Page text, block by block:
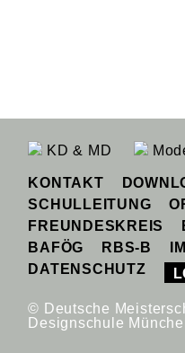
KD & MD
KONTAKT
SCHULLEITUNG
FREUNDESKREIS
BAFÖG
RBS-B
DATENSCHUTZ
© Deutsche
Designschule